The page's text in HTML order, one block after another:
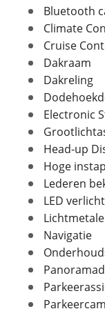
Aantal deuren
Aantal zitplaatsen
Bekleding
Interieurkleur
Kleur
Fabriekskleur
Verbruik en
Brandstof
Nevenbrandstof
Inhoud
Energielabel
CO2 uitstoot
Bluetooth
Climate
Cruise
Dakraam
Dakreling
Electronic
Head-up
Hoge instap
Lederen
LED
Navigatie
Foto's
Klik
JPG,
Jouw
Naam
E-mailadres